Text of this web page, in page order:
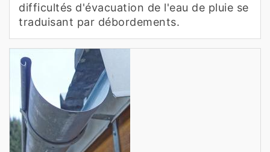
difficultés d'évacuation de l'eau de pluie se
traduisant par débordements.